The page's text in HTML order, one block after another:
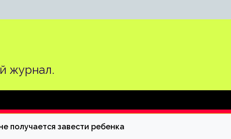
журнал.
получается завести ребенка